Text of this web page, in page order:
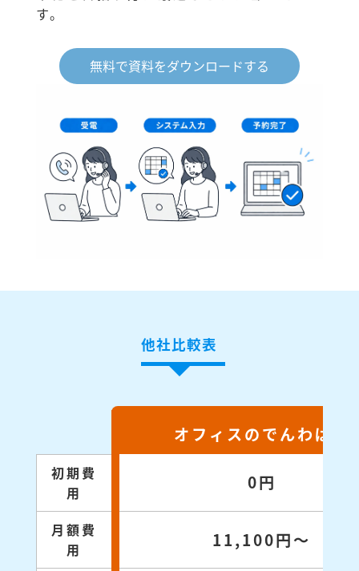
す。
無料で資料をダウンロードする
他社比較表
オフィスのでんわばん
初期費
用
0円
月額費
用
11,100円～